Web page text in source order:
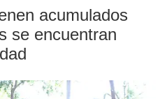
acumulados
se encuentran